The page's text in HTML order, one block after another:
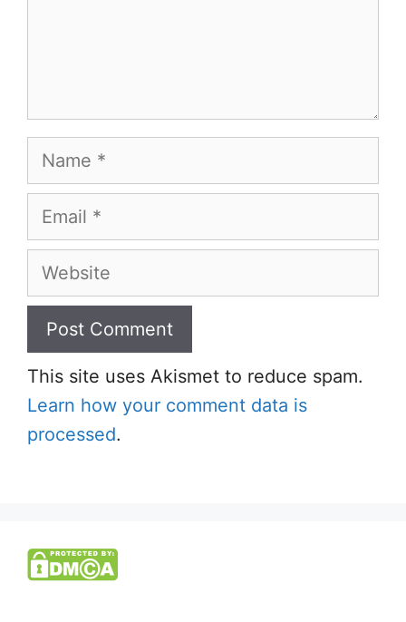
Name
Email
Website
This site uses Akismet to reduce spam.
Learn how your comment data is
processed.